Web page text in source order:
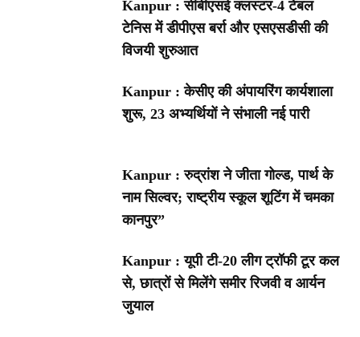
Kanpur : सीबीएसई क्लस्टर-4 टेबल
टेनिस में डीपीएस बर्रा और एसएसडीसी की
विजयी शुरुआत
Kanpur : केसीए की अंपायरिंग कार्यशाला
शुरू, 23 अभ्यर्थियों ने संभाली नई पारी
Kanpur : रुद्रांश ने जीता गोल्ड, पार्थ के
नाम सिल्वर; राष्ट्रीय स्कूल शूटिंग में चमका
कानपुर”
Kanpur : यूपी टी-20 लीग ट्रॉफी टूर कल
से, छात्रों से मिलेंगे समीर रिजवी व आर्यन
जुयाल